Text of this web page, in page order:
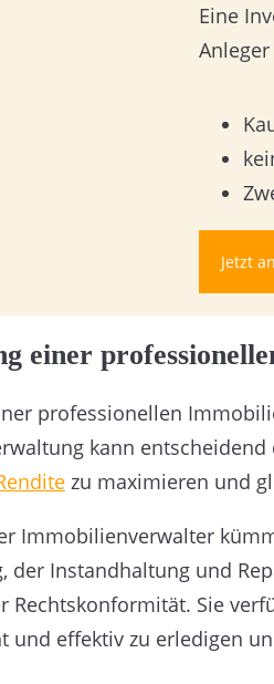
Eine
Jetzt
einer
professionellen
kann
zu maximieren und
Immobilienverwalter
der Instandhaltung und
Rechtskonformität. Sie
und effektiv zu erledigen